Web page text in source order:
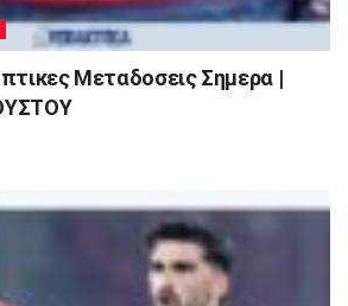
Μεταδοσεις Σημερα |